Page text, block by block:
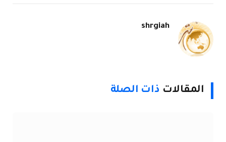
shrgiah
المقالات ذات الصلة